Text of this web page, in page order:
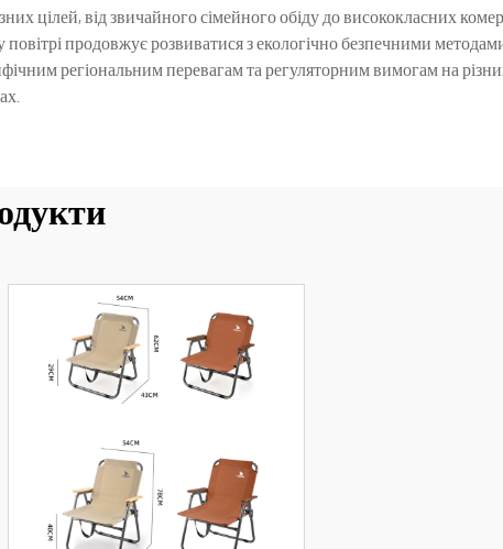
цілей, від звичайного сімейного обіду до висококласних
продовжує розвиватися з екологічно безпечними
регіональним перевагам та регуляторним вимогам на